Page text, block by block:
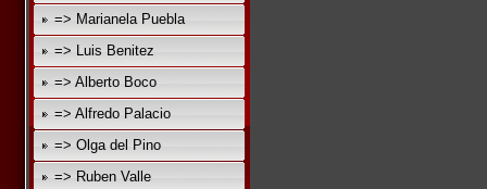
=> Marianela Puebla
=> Luis Benitez
=> Alberto Boco
=> Alfredo Palacio
=> Olga del Pino
=> Ruben Valle